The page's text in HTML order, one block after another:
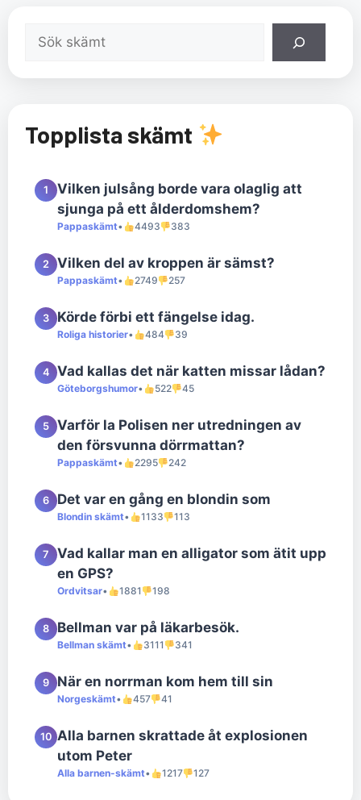
Sök
Topplista skämt
1
Vilken julsång borde vara olaglig att
sjunga på ett ålderdomshem?
Pappaskämt• 4493 383
2 Vilken del av kroppen är sämst?
Pappaskämt• 2749 257
3 Körde förbi ett fängelse idag.
Roliga historier• 484 39
4 Vad kallas det när katten missar lådan?
Göteborgshumor• 522 45
5
Varför la Polisen ner utredningen av
den försvunna dörrmattan?
Pappaskämt• 2295 242
6 Det var en gång en blondin som
Blondin skämt• 1133 113
7
Vad kallar man en alligator som ätit upp
en GPS?
Ordvitsar• 1881 198
8 Bellman var på läkarbesök.
Bellman skämt• 3111 341
9 När en norrman kom hem till sin
Norgeskämt• 457 41
10 Alla barnen skrattade åt explosionen
utom Peter
Alla barnen-skämt• 1217 127